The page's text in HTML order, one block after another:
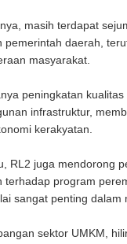
masih terdapat
pemerintah daerah,
masyarakat.
peningkatan
infrastruktur,
kerakyatan.
RL2 juga mendorong
terhadap program
sangat penting
sektor UMKM,